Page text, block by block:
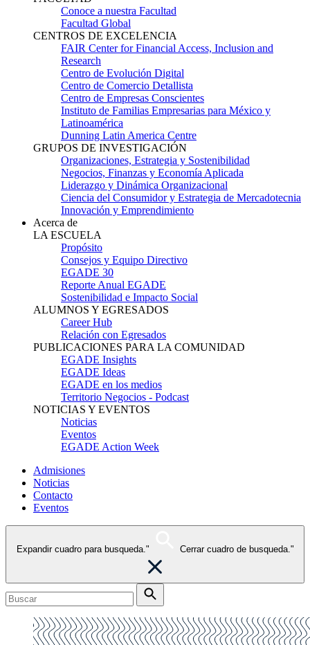
Conoce a nuestra Facultad
Facultad Global
CENTROS DE EXCELENCIA
FAIR Center for Financial Access, Inclusion and
Research
Centro de Evolución Digital
Centro de Comercio Detallista
Centro de Empresas Conscientes
Instituto de Familias Empresarias para México y
Latinoamérica
Dunning Latin America Centre
GRUPOS DE INVESTIGACIÓN
Organizaciones, Estrategia y Sostenibilidad
Negocios, Finanzas y Economía Aplicada
Liderazgo y Dinámica Organizacional
Ciencia del Consumidor y Estrategia de Mercadotecnia
Innovación y Emprendimiento
Acerca de
LA ESCUELA
Propósito
Consejos y Equipo Directivo
EGADE 30
Reporte Anual EGADE
Sostenibilidad e Impacto Social
ALUMNOS Y EGRESADOS
Career Hub
Relación con Egresados
PUBLICACIONES PARA LA COMUNIDAD
EGADE Insights
EGADE Ideas
EGADE en los medios
Territorio Negocios - Podcast
NOTICIAS Y EVENTOS
Noticias
Eventos
EGADE Action Week
Admisiones
Noticias
Contacto
Eventos
Expandir cuadro para busqueda." Cerrar cuadro de busqueda."